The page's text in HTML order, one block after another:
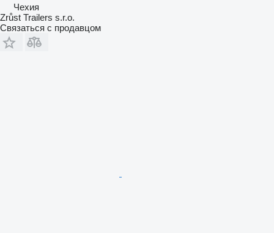
Чехия
Zrůst Trailers s.r.o.
Связаться с продавцом